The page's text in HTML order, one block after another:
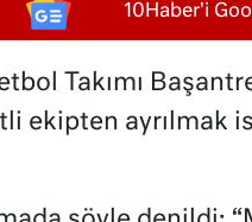
10Haber'i
Takımı
ekipten ayrılmak